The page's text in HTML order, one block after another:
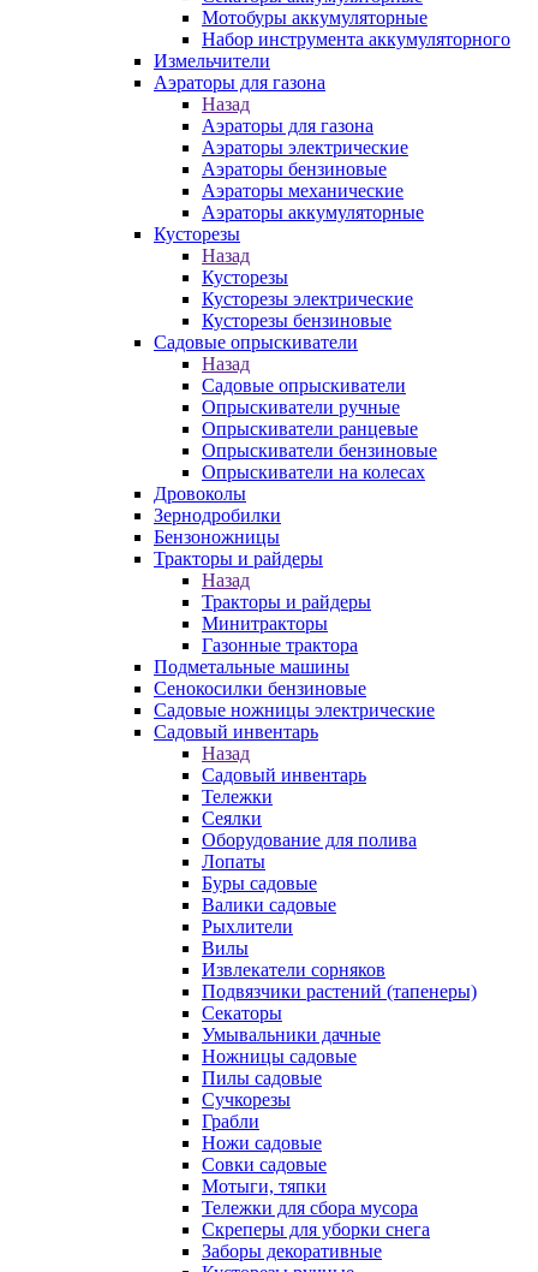
Мотобуры аккумуляторные
Набор инструмента аккумуляторного
Измельчители
Аэраторы для газона
Назад
Аэраторы для газона
Аэраторы электрические
Аэраторы бензиновые
Аэраторы механические
Аэраторы аккумуляторные
Кусторезы
Назад
Кусторезы
Кусторезы электрические
Кусторезы бензиновые
Садовые опрыскиватели
Назад
Садовые опрыскиватели
Опрыскиватели ручные
Опрыскиватели ранцевые
Опрыскиватели бензиновые
Опрыскиватели на колесах
Дровоколы
Зернодробилки
Бензоножницы
Тракторы и райдеры
Назад
Тракторы и райдеры
Минитракторы
Газонные трактора
Подметальные машины
Сенокосилки бензиновые
Садовые ножницы электрические
Садовый инвентарь
Назад
Садовый инвентарь
Тележки
Сеялки
Оборудование для полива
Лопаты
Буры садовые
Валики садовые
Рыхлители
Вилы
Извлекатели сорняков
Подвязчики растений (тапенеры)
Секаторы
Умывальники дачные
Ножницы садовые
Пилы садовые
Сучкорезы
Грабли
Ножи садовые
Совки садовые
Мотыги, тяпки
Тележки для сбора мусора
Скреперы для уборки снега
Заборы декоративные